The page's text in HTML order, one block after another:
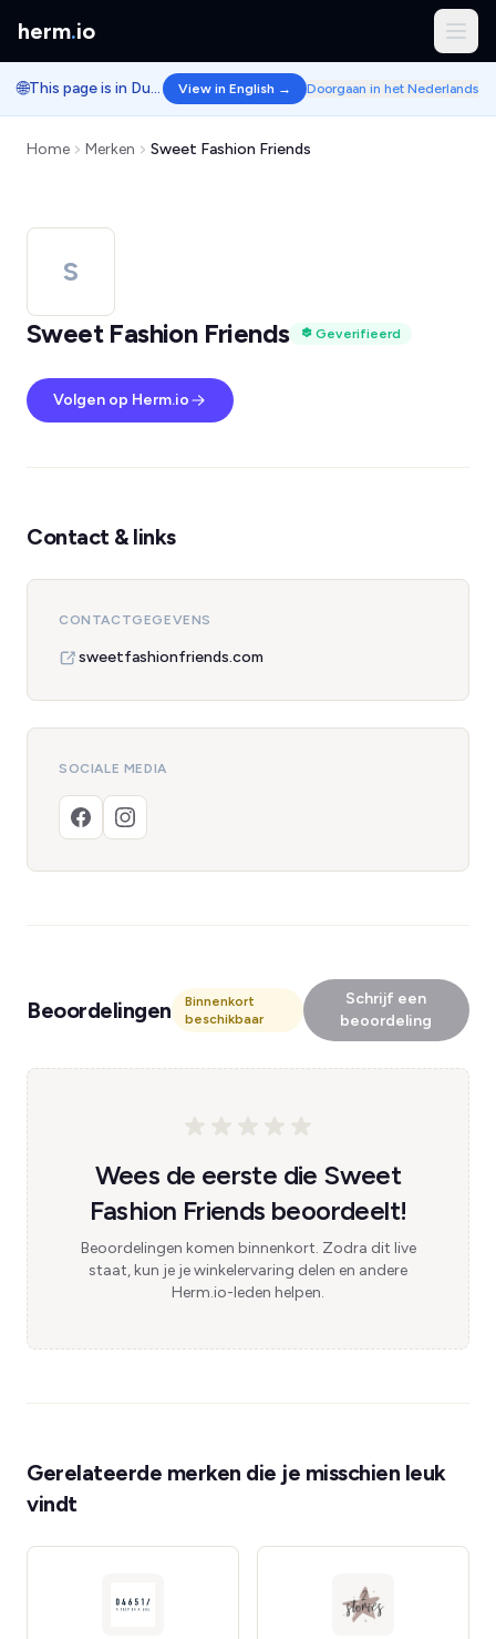
herm.io
🌐 This page is in Dutch. View in English → Doorgaan in het Nederlands
Home Merken Sweet Fashion Friends
S
Sweet Fashion Friends
Geverifieerd
Volgen op Herm.io
Contact & links
CONTACTGEGEVENS
sweetfashionfriends.com
SOCIALE MEDIA
Beoordelingen
Binnenkort
beschikbaar
Schrijf een
beoordeling
Wees de eerste die Sweet
Fashion Friends beoordeelt!
Beoordelingen komen binnenkort. Zodra dit live
staat, kun je je winkelervaring delen en andere
Herm.io-leden helpen.
Gerelateerde merken die je misschien leuk
vindt